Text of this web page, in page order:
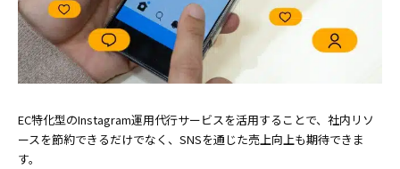
EC特化型のInstagram運用代行サービスを活用することで、社内リソ
ースを節約できるだけでなく、SNSを通じた売上向上も期待できま
す。